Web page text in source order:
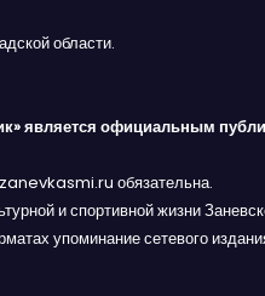
области.
является официальным
zanevkasmi.ru обязательна.
и спортивной жизни
упоминание сетевого